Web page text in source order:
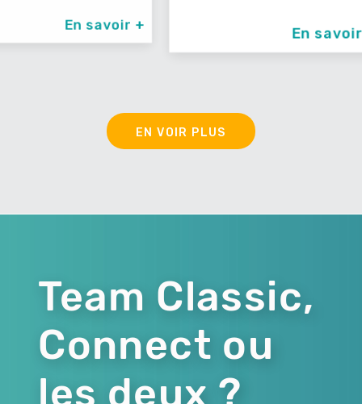
EN VOIR PLUS
Team Classic,
Connect ou
les deux ?